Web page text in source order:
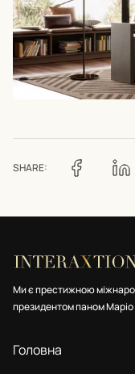
SHARE:
Ми є престижною
президентом паном Маріо
Головна